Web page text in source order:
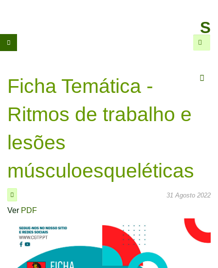
Ficha Temática -
Ritmos de trabalho e
lesões
músculoesqueléticas
31 Agosto 2022
Ver PDF